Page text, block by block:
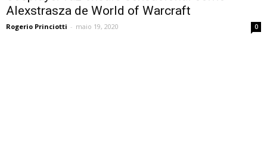
Alexstrasza de World of Warcraft
Rogerio Princiotti - maio 19, 2020 0